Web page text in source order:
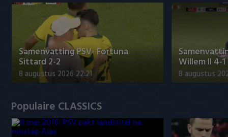
Samenvatting PSV- Fortuna
Sittard 2-2
8 augustus 2026 22:21
Willem II 4-1
8 augustus
Populaire CLASSICS